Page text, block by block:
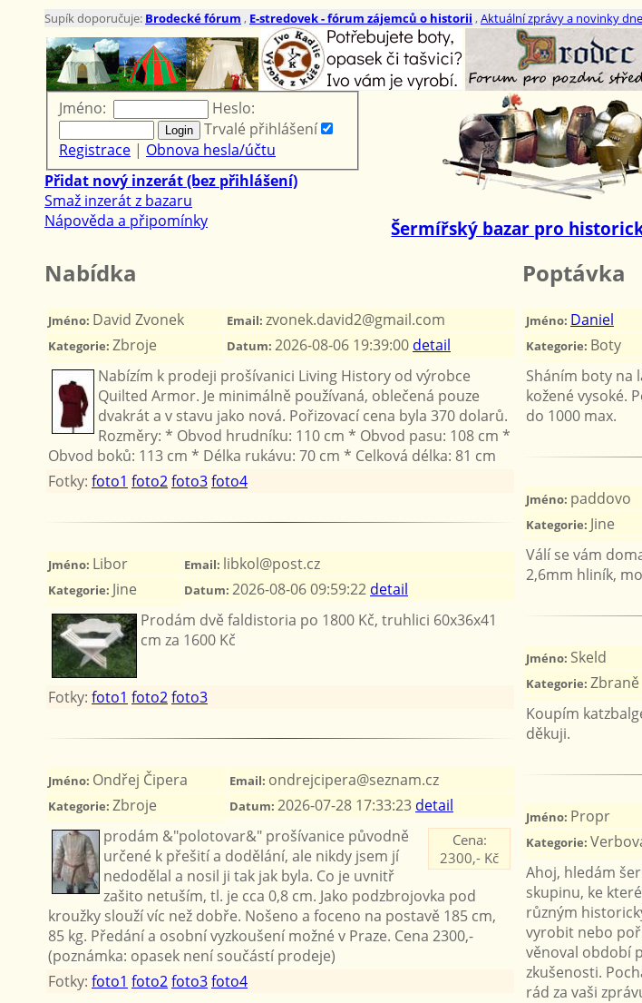
Supík doporučuje: Brodecké fórum , E-stredovek - fórum zájemců o historii ,Aktuální zprávy a novinky dne
Šermířský bazar pro
Jméno:
Heslo:
Trvalé přihlášení
Registrace | Obnova hesla/účtu
Přidat nový inzerát (bez přihlášení)
Smaž inzerát z bazaru
Nápověda a připomínky
Nabídka
Jméno: David Zvonek Email: zvonek.david2@gmail.com
Kategorie: Zbroje Datum: 2026-08-06 19:39:00 detail
Nabízím k prodeji prošívanici Living History od výrobce
Quilted Armor. Je minimálně používaná, oblečená pouze
dvakrát a v stavu jako nová. Pořizovací cena byla 370 dolarů.
Rozměry: * Obvod hrudníku: 110 cm * Obvod pasu: 108 cm *
Obvod boků: 113 cm * Délka rukávu: 70 cm * Celková délka: 81 cm
Fotky: foto1 foto2foto3foto4
Jméno: Libor Email: libkol@post.cz
Kategorie: Jine Datum: 2026-08-06 09:59:22 detail
Prodám dvě faldistoria po 1800 Kč, truhlici 60x36x41
cm za 1600 Kč
Fotky: foto1 foto2foto3
Jméno: Ondřej Čipera Email: ondrejcipera@seznam.cz
Kategorie: Zbroje Datum: 2026-07-28 17:33:23 detail
Cena:
2300,- Kč
prodám &"polotovar&" prošívanice původně
určené k přešití a dodělání, ale nikdy jsem jí
nedodělal a nosil ji tak jak byla. Co je uvnitř
zašito netuším, tl. je cca 0,8 cm. Jako podzbrojovka pod
kroužky slouží víc než dobře. Nošeno a foceno na postavě 185 cm,
85 kg. Předání a osobní vyzkoušení možné v Praze. Cena 2300,-
(poznámka: opasek není součástí prodeje)
Fotky: foto1 foto2foto3foto4
Poptávka
Jméno: Daniel
Kategorie: Boty
Sháním boty na
kožené vysoké.
do 1000 max.
Jméno: paddovo
Kategorie: Jine
Válí se vám
2,6mm hliník,
Jméno: Skeld
Kategorie: Zbraně
Koupím
děkuji.
Jméno: Propr
Kategorie:
Ahoj, hledám
skupinu, ke
různým
vyrobit nebo
věnoval období
zkušenosti.
rád za vaši